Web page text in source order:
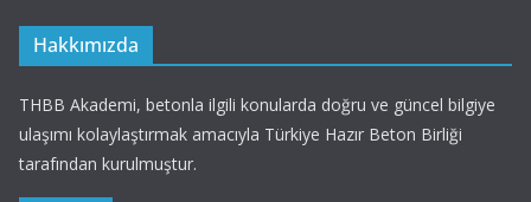
Hakkımızda
THBB Akademi, betonla ilgili konularda doğru ve güncel bilgiye
ulaşımı kolaylaştırmak amacıyla Türkiye Hazır Beton Birliği
tarafından kurulmuştur.